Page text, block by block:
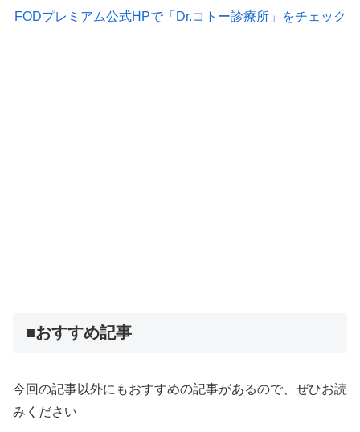
FODプレミアム公式HPで「Dr.コトー診療所」をチェック
■おすすめ記事
今回の記事以外にもおすすめの記事があるので、ぜひお読
みください